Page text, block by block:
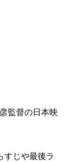
監督の日本映
すじや最後ラ